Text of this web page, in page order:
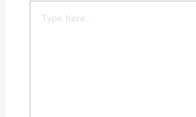
here..